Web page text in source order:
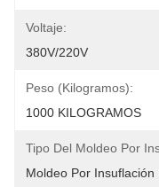
Voltaje:
380V/220V
Peso (kilogramos):
1000 KILOGRAMOS
Tipo Del Moldeo Por
Moldeo Por